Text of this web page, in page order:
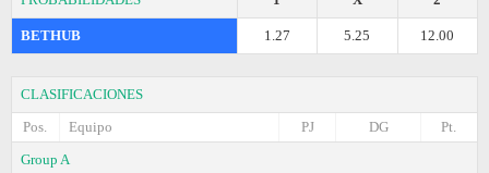
BETHUB 12.00
5.25
1.27
CLASIFICACIONES
Pos.
Equipo Pt.
DG
PJ
Group A